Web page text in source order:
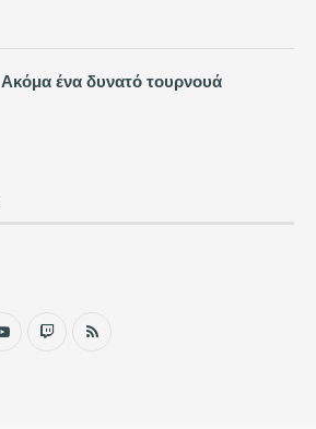
Ακόμα ένα δυνατό τουρνουά